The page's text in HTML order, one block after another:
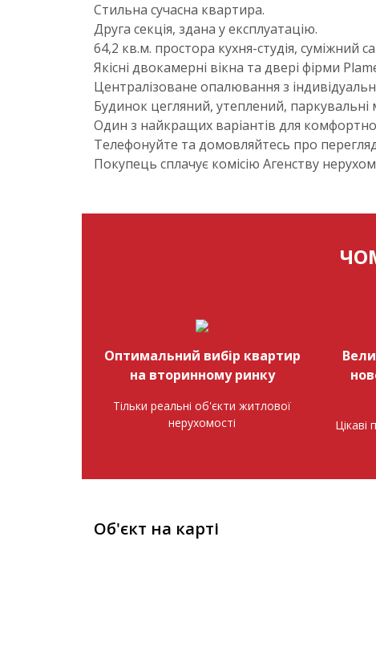
Стильна сучасна квартира.
Друга секція, здана у експлуатацію.
64,2 кв.м. простора кухня-студія, суміжний
Якісні двокамерні вікна та двері фірми
Централізоване опалювання з
Будинок цегляний, утеплений, паркувальні
Один з найкращих варіантів для
Телефонуйте та домовляйтесь про
Покупець сплачує комісію Агенству
Оптимальний вибір квартир
на вторинному ринку
Тільки реальні об'єкти житлової
нерухомості
Цікаві
Об'єкт на карті